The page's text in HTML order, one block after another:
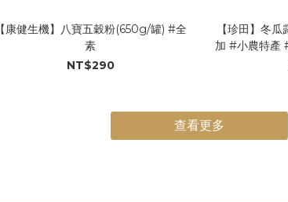
【康健生機】八寶五穀粉(650g/罐) #全
素
NT$290
【珍田】冬
加 #小農特產
查看更多